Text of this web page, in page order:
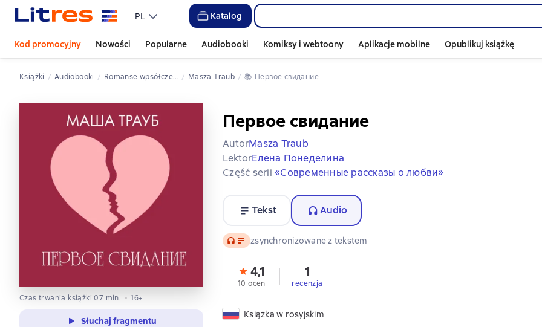
PL Katalog
Kod promocyjny Nowości Popularne Audiobooki Komiksy i webtoony Aplikacje mobilne Opublikuj książkę
Książki Audiobooki romanse wpsółczesne Masza Traub 📚 Первое свидание
Czas trwania książki 07 min. 16+
Słuchaj fragmentu
Первое свидание
AutorMasza Traub
LektorЕлена Понеделина
Część serii «Современные рассказы о любви»
Tekst Audio
Audio zsynchronizowane z tekstem
4,1
10 ocen
1
recenzja
Książka w rosyjskim